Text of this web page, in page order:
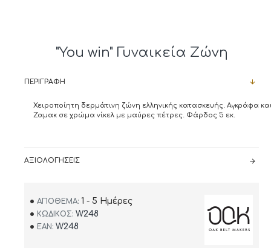
"You win" Γυναικεία Ζώνη
ΠΕΡΙΓΡΑΦΉ
Χειροποίητη δερμάτινη ζώνη ελληνικής κατασκευής. Αγκράφα
Ζαμακ σε χρώμα νίκελ με μαύρες πέτρες. Φάρδος 5 εκ.
ΑΞΙΟΛΟΓΉΣΕΙΣ
ΑΠΌΘΕΜΑ: 1 - 5 Ημέρες
ΚΩΔΙΚΌΣ: W248
EAN: W248